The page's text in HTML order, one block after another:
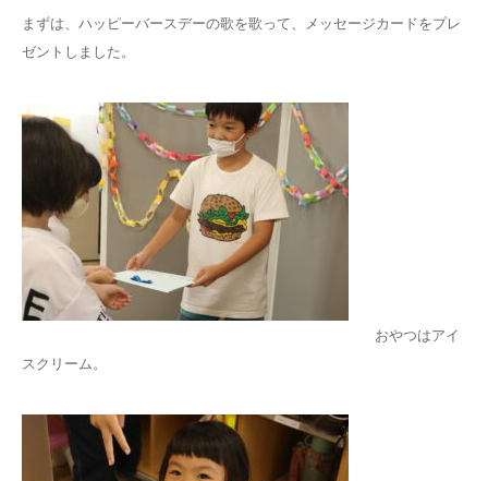
まずは、ハッピーバースデーの歌を歌って、メッセージカードをプレ
ゼントしました。
おやつはアイ
スクリーム。